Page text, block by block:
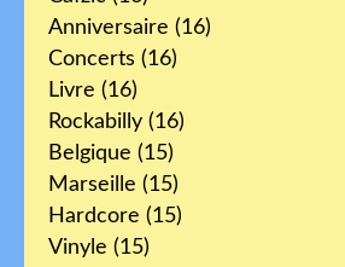
Anniversaire (16)
Concerts (16)
Livre (16)
Rockabilly (16)
Belgique (15)
Marseille (15)
Hardcore (15)
Vinyle (15)